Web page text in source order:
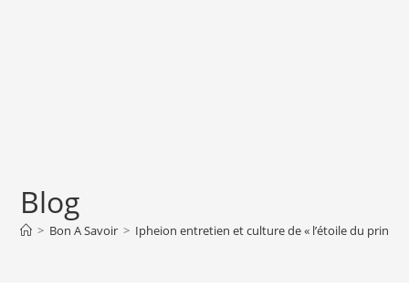
Blog
> Bon A Savoir > Ipheion entretien et culture de « l’étoile du